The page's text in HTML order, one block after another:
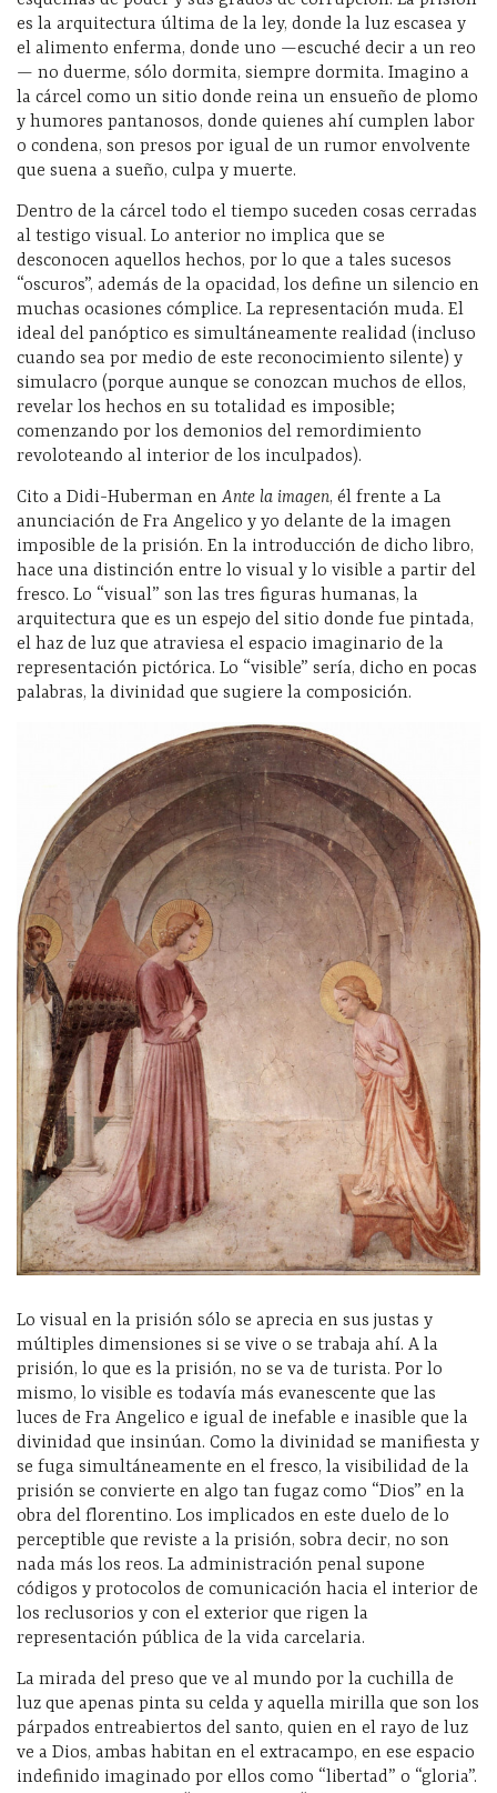
es la arquitectura última de la ley, donde la luz escasea y
el alimento enferma, donde uno —escuché decir a un reo
— no duerme, sólo dormita, siempre dormita. Imagino a
la cárcel como un sitio donde reina un ensueño de plomo
y humores pantanosos, donde quienes ahí cumplen labor
o condena, son presos por igual de un rumor envolvente
que suena a sueño, culpa y muerte.
Dentro de la cárcel todo el tiempo suceden cosas cerradas
al testigo visual. Lo anterior no implica que se
desconocen aquellos hechos, por lo que a tales sucesos
“oscuros”, además de la opacidad, los define un silencio en
muchas ocasiones cómplice. La representación muda. El
ideal del panóptico es simultáneamente realidad (incluso
cuando sea por medio de este reconocimiento silente) y
simulacro (porque aunque se conozcan muchos de ellos,
revelar los hechos en su totalidad es imposible;
comenzando por los demonios del remordimiento
revoloteando al interior de los inculpados).
Cito a Didi-Huberman enAnte la imagen, él frente a La
anunciación de Fra Angelico y yo delante de la imagen
imposible de la prisión. En la introducción de dicho libro,
hace una distinción entre lo visual y lo visible a partir del
fresco. Lo “visual” son las tres figuras humanas, la
arquitectura que es un espejo del sitio donde fue pintada,
el haz de luz que atraviesa el espacio imaginario de la
representación pictórica. Lo “visible” sería, dicho en pocas
palabras, la divinidad que sugiere la composición.
Lo visual en la prisión sólo se aprecia en sus justas y
múltiples dimensiones si se vive o se trabaja ahí. A la
prisión, lo que es la prisión, no se va de turista. Por lo
mismo, lo visible es todavía más evanescente que las
luces de Fra Angelico e igual de inefable e inasible que la
divinidad que insinúan. Como la divinidad se manifiesta y
se fuga simultáneamente en el fresco, la visibilidad de la
prisión se convierte en algo tan fugaz como “Dios” en la
obra del florentino. Los implicados en este duelo de lo
perceptible que reviste a la prisión, sobra decir, no son
nada más los reos. La administración penal supone
códigos y protocolos de comunicación hacia el interior de
los reclusorios y con el exterior que rigen la
representación pública de la vida carcelaria.
La mirada del preso que ve al mundo por la cuchilla de
luz que apenas pinta su celda y aquella mirilla que son los
párpados entreabiertos del santo, quien en el rayo de luz
ve a Dios, ambas habitan en el extracampo, en ese espacio
indefinido imaginado por ellos como “libertad” o “gloria”.